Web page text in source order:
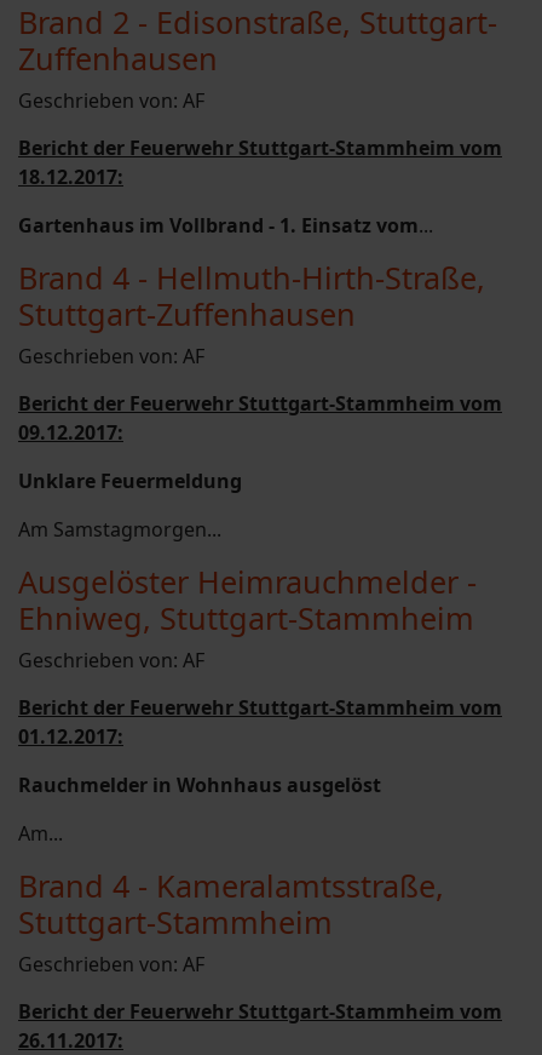
Brand 2 - Edisonstraße, Stuttgart-
Zuffenhausen
Geschrieben von: AF
Bericht der Feuerwehr Stuttgart-Stammheim vom
18.12.2017:
Gartenhaus im Vollbrand - 1. Einsatz vom...
Brand 4 - Hellmuth-Hirth-Straße,
Stuttgart-Zuffenhausen
Geschrieben von: AF
Bericht der Feuerwehr Stuttgart-Stammheim vom
09.12.2017:
Unklare Feuermeldung
Am Samstagmorgen...
Ausgelöster Heimrauchmelder -
Ehniweg, Stuttgart-Stammheim
Geschrieben von: AF
Bericht der Feuerwehr Stuttgart-Stammheim vom
01.12.2017:
Rauchmelder in Wohnhaus ausgelöst
Am...
Brand 4 - Kameralamtsstraße,
Stuttgart-Stammheim
Geschrieben von: AF
Bericht der Feuerwehr Stuttgart-Stammheim vom
26.11.2017: